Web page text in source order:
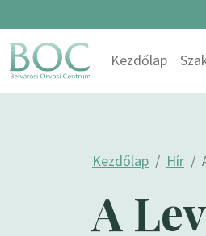
Skip to content
Main Kezdőlap
Kezdőlap Hír
A